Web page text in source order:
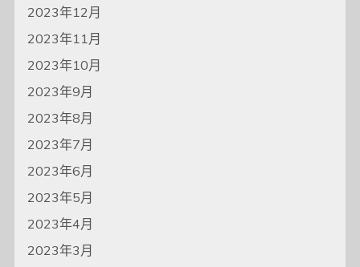
2023年12月
2023年11月
2023年10月
2023年9月
2023年8月
2023年7月
2023年6月
2023年5月
2023年4月
2023年3月